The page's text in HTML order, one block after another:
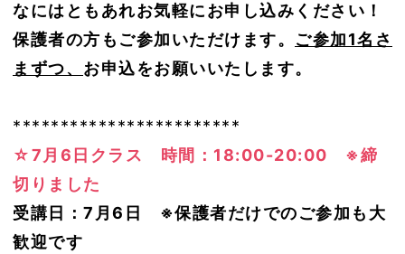
なにはともあれお気軽にお申し込みください！
保護者の方もご参加いただけます。 ご参加1名さ
まずつ、 お申込をお願いいたします。
************************
☆7月6日クラス 時間：18:00-20:00 ※締
切りました
受講日：7月6日 ※保護者だけでのご参加も大
歓迎です